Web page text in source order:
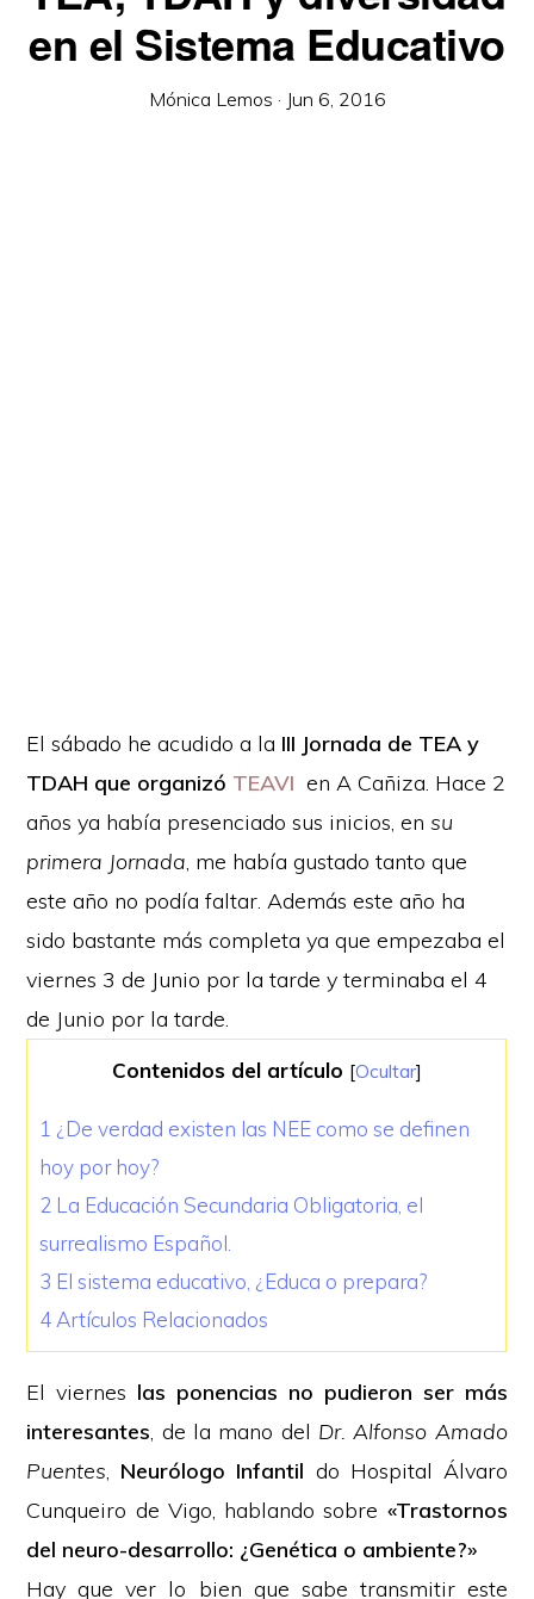
en el Sistema Educativo
Mónica Lemos · Jun 6, 2016
El sábado he acudido a la III Jornada de TEA y
TDAH que organizó TEAVI en A Cañiza. Hace 2
años ya había presenciado sus inicios, ensu
primera Jornada, me había gustado tanto que
este año no podía faltar. Además este año ha
sido bastante más completa ya que empezaba el
viernes 3 de Junio por la tarde y terminaba el 4
de Junio por la tarde.
Contenidos del artículo [Ocultar]
1 ¿De verdad existen las NEE como se definen
hoy por hoy?
2 La Educación Secundaria Obligatoria, el
surrealismo Español.
3 El sistema educativo, ¿Educa o prepara?
4 Artículos Relacionados
El viernes las ponencias no pudieron ser más
interesantes, de la mano del Dr. Alfonso Amado
Puentes, Neurólogo Infantil do Hospital Álvaro
Cunqueiro de Vigo, hablando sobre «Trastornos
del neuro-desarrollo: ¿Genética o ambiente?»
Hay que ver lo bien que sabe transmitir este